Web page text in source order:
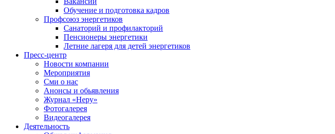
Обучение и подготовка кадров
Профсоюз энергетиков
Санаторий и профилакторий
Пенсионеры энергетики
Летние лагеря для детей энергетиков
Пресс-центр
Новости компании
Мероприятия
Сми о нас
Анонсы и обьявления
Журнал «Неру»
Фотогалерея
Видеогалерея
Деятельность